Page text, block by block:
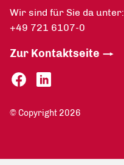
Wir sind für Sie da unter:
+49 721 6107-0
Zur Kontaktseite
© Copyright 2026